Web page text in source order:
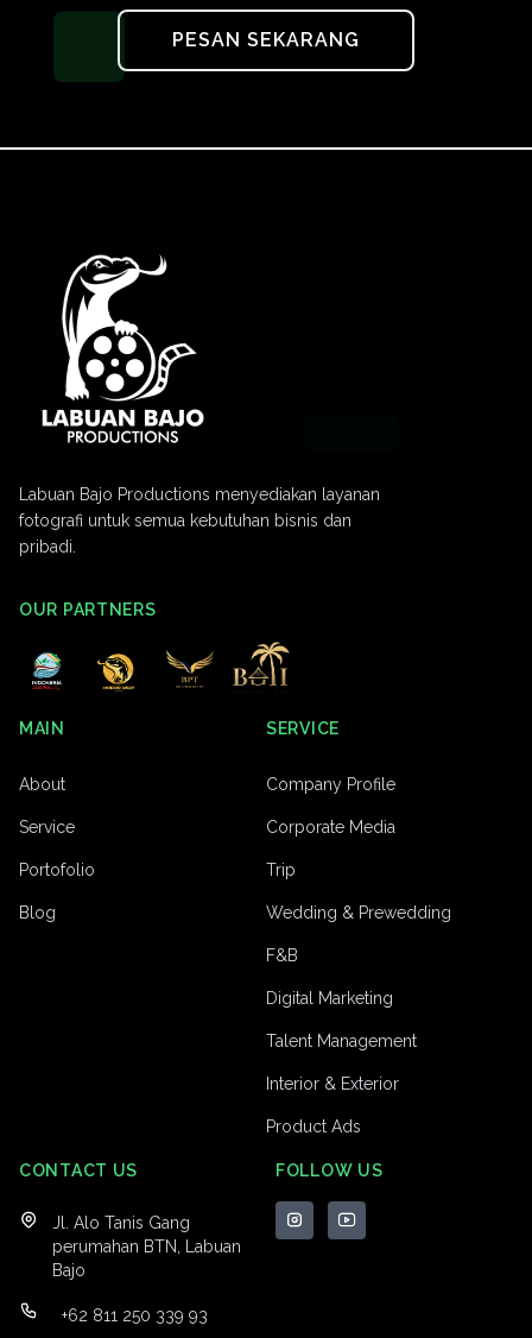
PESAN SEKARANG
Labuan Bajo Productions menyediakan layanan
fotografi untuk semua kebutuhan bisnis dan
pribadi.
OUR PARTNERS
MAIN
About
Service
Portofolio
Blog
SERVICE
Company Profile
Corporate Media
Trip
Wedding & Prewedding
F&B
Digital Marketing
Talent Management
Interior & Exterior
Product Ads
CONTACT US
Jl. Alo Tanis Gang
perumahan BTN, Labuan
Bajo
+62 811 250 339 93
FOLLOW US